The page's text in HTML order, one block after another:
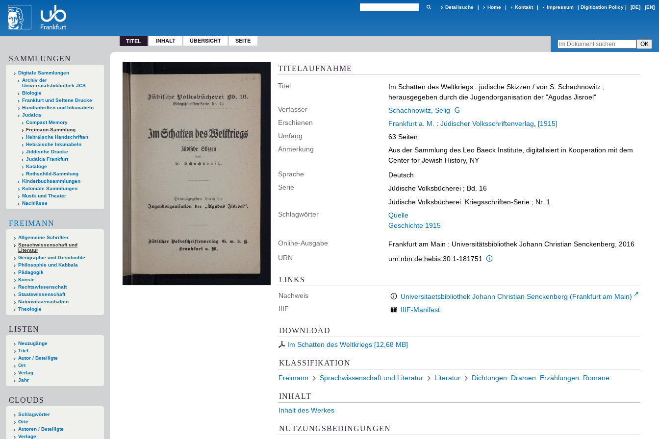
Detailsuche | Home | Kontakt | Impressum | Digitization Policy | [DE] [EN]
TITEL INHALT ÜBERSICHT SEITE
SAMMLUNGEN
Digitale Sammlungen
Archiv der
Universitätsbibliothek JCS
Biologie
Frankfurt und Seltene Drucke
Handschriften und Inkunabeln
Judaica
Compact Memory
Freimann-Sammlung
Hebräische Handschriften
Hebräische Inkunabeln
Jiddische Drucke
Judaica Frankfurt
Kataloge
Rothschild-Sammlung
Kinderbuchsammlungen
Koloniale Sammlungen
Musik und Theater
Nachlässe
FREIMANN
Allgemeine Schriften
Sprachwissenschaft und
Literatur
Geographie und Geschichte
Philosophie und Kabbala
Pädagogik
Künste
Rechtswissenschaft
Staatswissenschaft
Naturwissenschaften
Theologie
LISTEN
Neuzugänge
Titel
Autor / Beteiligte
Ort
Verlag
Jahr
CLOUDS
Schlagwörter
Orte
Autoren / Beteiligte
Verlage
TITELAUFNAHME
Titel Im Schatten des Weltkriegs : jüdische Skizzen / von S. Schachnowitz ;
herausgegeben durch die Jugendorganisation der "Agudas Jisroel"
Verfasser
Schachnowitz, Selig
Erschienen
Frankfurt a. M. : Jüdischer Volksschriftenverlag
[1915]
Umfang
63 Seiten
Anmerkung
Aus der Sammlung des Leo Baeck Institute, digitalisiert in Kooperation mit dem
Center for Jewish History, NY
Sprache
Deutsch
Serie
Jüdische Volksbücherei ; Bd. 16
Jüdische Volksbücherei. Kriegsschriften-Serie ; Nr. 1
Schlagwörter
Quelle
Geschichte 1915
Online-Ausgabe
Frankfurt am Main : Universitätsbibliothek Johann Christian Senckenberg, 2016
URN
urn:nbn:de:hebis:30:1-181751
LINKS
Nachweis
Universitaetsbibliothek Johann Christian Senckenberg (Frankfurt am Main)
IIIF
IIIF-Manifest
DOWNLOAD
Im Schatten des Weltkriegs [12,68 MB]
KLASSIFIKATION
Freimann Sprachwissenschaft und Literatur Literatur Dichtungen. Dramen. Erzählungen. Romane
INHALT
Inhalt des Werkes
NUTZUNGSBEDINGUNGEN